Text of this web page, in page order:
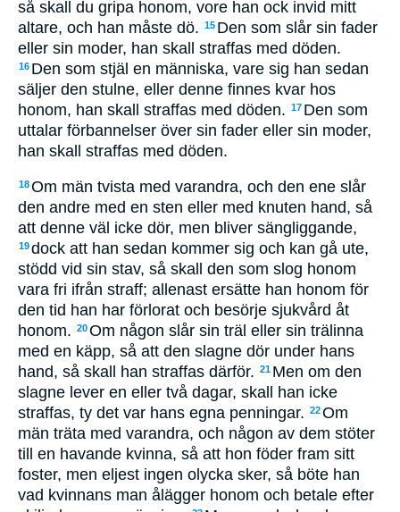
så skall du gripa honom, vore han ock invid mitt
altare, och han måste dö. 15 Den som slår sin fader
eller sin moder, han skall straffas med döden.
16 Den som stjäl en människa, vare sig han sedan
säljer den stulne, eller denne finnes kvar hos
honom, han skall straffas med döden. 17 Den som
uttalar förbannelser över sin fader eller sin moder,
han skall straffas med döden.
18Om män tvista med varandra, och den ene slår
den andre med en sten eller med knuten hand, så
att denne väl icke dör, men bliver sängliggande,
19dock att han sedan kommer sig och kan gå ute,
stödd vid sin stav, så skall den som slog honom
vara fri ifrån straff; allenast ersätte han honom för
den tid han har förlorat och besörje sjukvård åt
honom. 20Om någon slår sin träl eller sin trälinna
med en käpp, så att den slagne dör under hans
hand, så skall han straffas därför. 21 Men om den
slagne lever en eller två dagar, skall han icke
straffas, ty det var hans egna penningar. 22Om
män träta med varandra, och någon av dem stöter
till en havande kvinna, så att hon föder fram sitt
foster, men eljest ingen olycka sker, så böte han
vad kvinnans man ålägger honom och betale efter